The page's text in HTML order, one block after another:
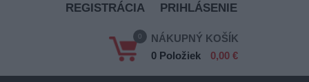
REGISTRÁCIA PRIHLÁSENIE
0
NÁKUPNÝ KOŠÍK
0 Položiek
0,00 €